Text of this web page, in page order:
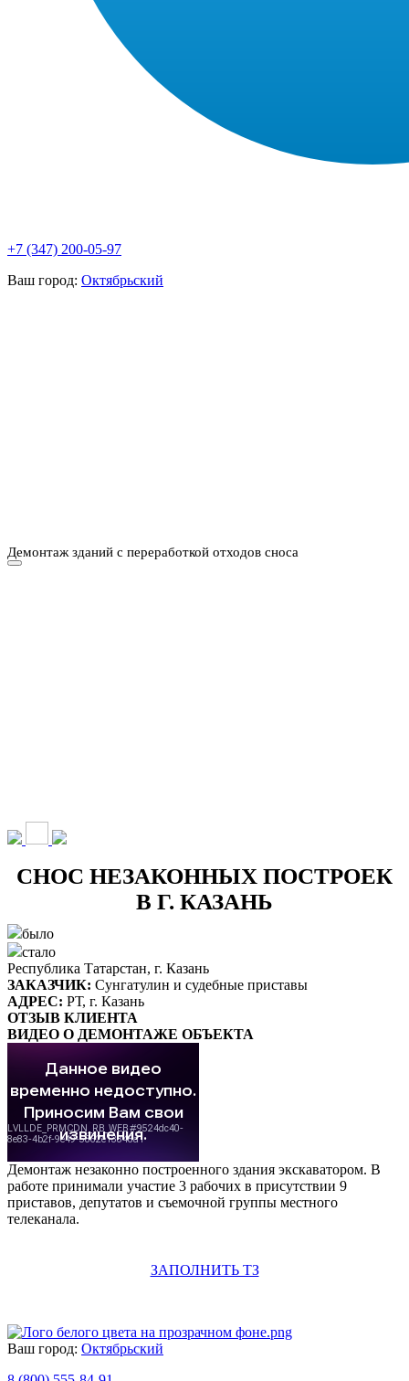
+7 (347) 200-05-97
Ваш город: Октябрьский
Демонтаж зданий с переработкой отходов сноса
СНОС НЕЗАКОННЫХ ПОСТРОЕК
В Г. КАЗАНЬ
было
стало
Республика Татарстан, г. Казань
ЗАКАЗЧИК: Сунгатулин и судебные приставы
АДРЕС: РТ, г. Казань
ОТЗЫВ КЛИЕНТА
ВИДЕО О ДЕМОНТАЖЕ ОБЪЕКТА
Демонтаж незаконно построенного здания экскаватором. В
работе принимали участие 3 рабочих в присутствии 9
приставов, депутатов и съемочной группы местного
телеканала.
ЗАПОЛНИТЬ ТЗ
Ваш город: Октябрьский